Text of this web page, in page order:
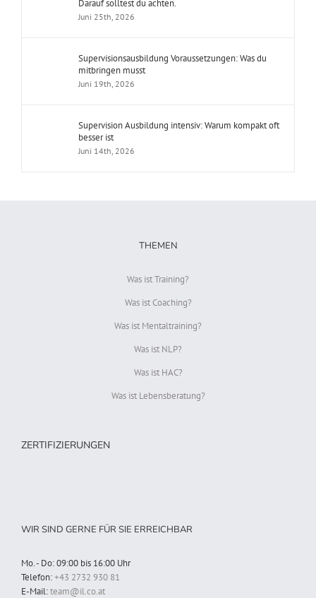
Darauf solltest du achten.
Juni 25th, 2026
Supervisionsausbildung Voraussetzungen: Was du
mitbringen musst
Juni 19th, 2026
Supervision Ausbildung intensiv: Warum kompakt oft
besser ist
Juni 14th, 2026
THEMEN
Was ist Training?
Was ist Coaching?
Was ist Mentaltraining?
Was ist NLP?
Was ist HAC?
Was ist Lebensberatung?
ZERTIFIZIERUNGEN
WIR SIND GERNE FÜR SIE ERREICHBAR
Mo. - Do: 09:00 bis 16:00 Uhr
Telefon:+43 2732 930 81
E-Mail:team@il.co.at